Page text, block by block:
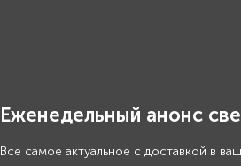
Еженедельный анонс
Все самое актуальное с доставкой в